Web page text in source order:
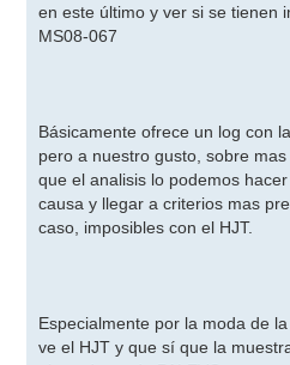
en este último y ver si se tienen
MS08-067
Básicamente ofrece un log con
pero a nuestro gusto, sobre
que el analisis lo podemos
causa y llegar a criterios mas
caso, imposibles con el HJT.
Especialmente por la moda de
ve el HJT y que sí que la